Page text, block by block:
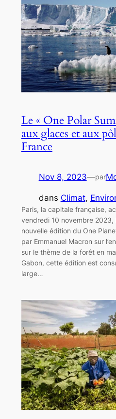
Le « One Polar
aux glaces et aux
France
Nov 8, 2023—par
dans Climat,
Paris, la capitale française,
vendredi 10 novembre 2023,
nouvelle édition du One
par Emmanuel Macron sur
sur le thème de la forêt en
Gabon, cette édition est
large…